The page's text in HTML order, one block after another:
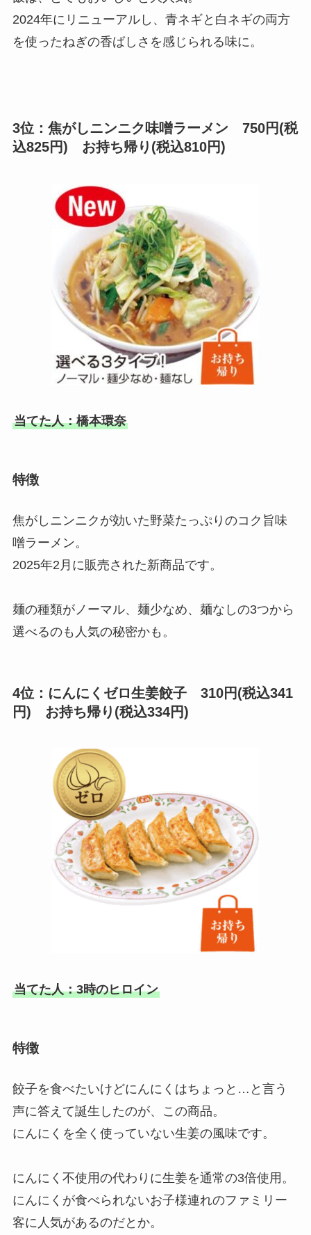
2024年にリニューアルし、青ネギと白ネギの両方
を使ったねぎの香ばしさを感じられる味に。
3位：焦がしニンニク味噌ラーメン 750円(税
込825円) お持ち帰り(税込810円)
当てた人：橋本環奈
特徴
焦がしニンニクが効いた野菜たっぷりのコク旨味
噌ラーメン。
2025年2月に販売された新商品です。
麺の種類がノーマル、麺少なめ、麺なしの3つから
選べるのも人気の秘密かも。
4位：にんにくゼロ生姜餃子 310円(税込341
円) お持ち帰り(税込334円)
当てた人：3時のヒロイン
特徴
餃子を食べたいけどにんにくはちょっと…と言う
声に答えて誕生したのが、この商品。
にんにくを全く使っていない生姜の風味です。
にんにく不使用の代わりに生姜を通常の3倍使用。
にんにくが食べられないお子様連れのファミリー
客に人気があるのだとか。